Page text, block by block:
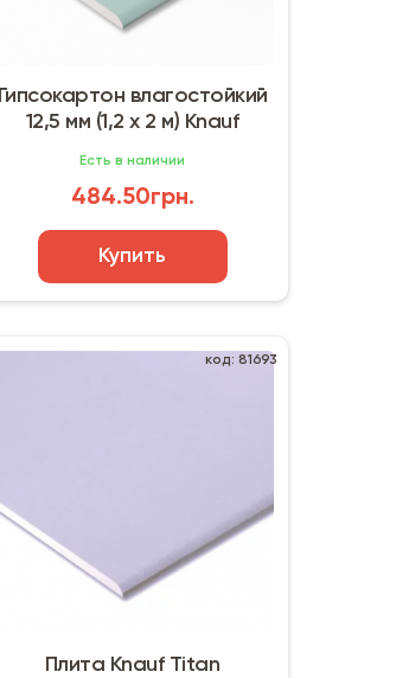
Гипсокартон влагостойкий
12,5 мм (1,2 х 2 м) Knauf
Есть в наличии
484.50грн.
Купить
код: 81693
Плита Knauf Titan